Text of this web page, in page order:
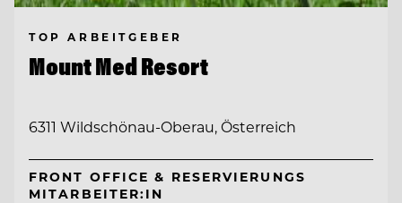
TOP ARBEITGEBER
Mount Med Resort
6311 Wildschönau-Oberau, Österreich
FRONT OFFICE & RESERVIERUNGS
MITARBEITER:IN